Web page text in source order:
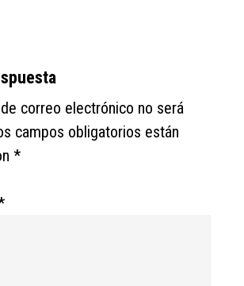
correo electrónico no será
campos obligatorios están
*